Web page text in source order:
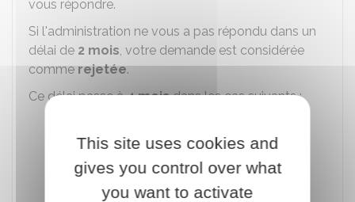
vous répondre.
Si l'administration ne vous a pas répondu dans un
délai de 2 mois, votre demande est considérée
commerejetée.
Ce délai passe à4 moisdans les cas suivants :
complexe (l'administration doit vous en
avertir avant la fin du délai de 2 mois)
Demande de transaction.
This site uses cookies and
gives you control over what
you want to activate